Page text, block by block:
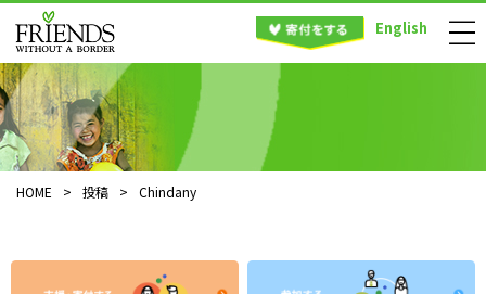
English
HOME > 投稿 > Chindany